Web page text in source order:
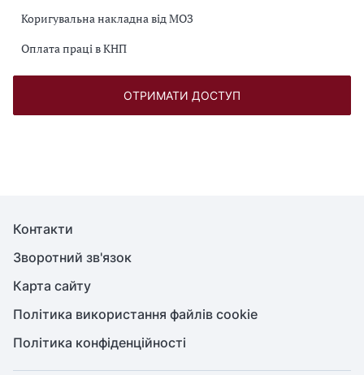
Коригувальна накладна від МОЗ
Оплата праці в КНП
ОТРИМАТИ ДОСТУП
Контакти
Зворотний зв'язок
Карта сайту
Політика використання файлів cookie
Політика конфіденційності